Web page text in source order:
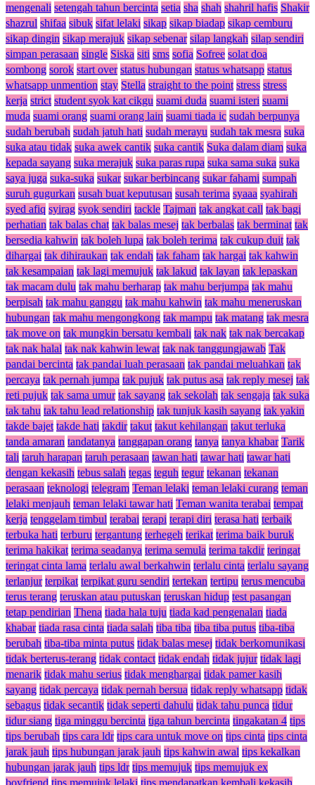
mengenali setengah tahun bercinta setia sha shah shahril hafis Shakir
shazrul shifaa sibuk sifat lelaki sikap sikap biadap sikap cemburu
sikap dingin sikap merajuk sikap sebenar silap langkah silap sendiri
simpan perasaan single Siska siti sms sofia Sofree solat doa
sombong sorok start over status hubungan status whatsapp status
whatsapp unmention stay Stella straight to the point stress stress
kerja strict student syok kat cikgu suami duda suami isteri suami
muda suami orang suami orang lain suami tiada ic sudah berpunya
sudah berubah sudah jatuh hati sudah merayu sudah tak mesra suka
suka atau tidak suka awek cantik suka cantik Suka dalam diam suka
kepada sayang suka merajuk suka paras rupa suka sama suka suka
saya juga suka-suka sukar sukar berbincang sukar fahami sumpah
suruh gugurkan susah buat keputusan susah terima syaaa syahirah
syed afiq syirag syok sendiri tackle Tajman tak angkat call tak bagi
perhatian tak balas chat tak balas mesej tak berbalas tak berminat tak
bersedia kahwin tak boleh lupa tak boleh terima tak cukup duit tak
dihargai tak dihiraukan tak endah tak faham tak hargai tak kahwin
tak kesampaian tak lagi memujuk tak lakud tak layan tak lepaskan
tak macam dulu tak mahu berharap tak mahu berjumpa tak mahu
berpisah tak mahu ganggu tak mahu kahwin tak mahu meneruskan
hubungan tak mahu mengongkong tak mampu tak matang tak mesra
tak move on tak mungkin bersatu kembali tak nak tak nak bercakap
tak nak halal tak nak kahwin lewat tak nak tanggungjawab Tak
pandai bercinta tak pandai luah perasaan tak pandai meluahkan tak
percaya tak pernah jumpa tak pujuk tak putus asa tak reply mesej tak
reti pujuk tak sama umur tak sayang tak sekolah tak sengaja tak suka
tak tahu tak tahu lead relationship tak tunjuk kasih sayang tak yakin
takde bajet takde hati takdir takut takut kehilangan takut terluka
tanda amaran tandatanya tanggapan orang tanya tanya khabar Tarik
tali taruh harapan taruh perasaan tawan hati tawar hati tawar hati
dengan kekasih tebus salah tegas teguh tegur tekanan tekanan
perasaan teknologi telegram Teman lelaki teman lelaki curang teman
lelaki menjauh teman lelaki tawar hati Teman wanita terabai tempat
kerja tenggelam timbul terabai terapi terapi diri terasa hati terbaik
terbuka hati terburu tergantung terhegeh terikat terima baik buruk
terima hakikat terima seadanya terima semula terima takdir teringat
teringat cinta lama terlalu awal berkahwin terlalu cinta terlalu sayang
terlanjur terpikat terpikat guru sendiri tertekan tertipu terus mencuba
terus terang teruskan atau putuskan teruskan hidup test pasangan
tetap pendirian Thena tiada hala tuju tiada kad pengenalan tiada
khabar tiada rasa cinta tiada salah tiba tiba tiba tiba putus tiba-tiba
berubah tiba-tiba minta putus tidak balas mesej tidak berkomunikasi
tidak berterus-terang tidak contact tidak endah tidak jujur tidak lagi
menarik tidak mahu serius tidak menghargai tidak pamer kasih
sayang tidak percaya tidak pernah bersua tidak reply whatsapp tidak
sebagus tidak secantik tidak seperti dahulu tidak tahu punca tidur
tidur siang tiga minggu bercinta tiga tahun bercinta tingakatan 4 tips
tips berubah tips cara ldr tips cara untuk move on tips cinta tips cinta
jarak jauh tips hubungan jarak jauh tips kahwin awal tips kekalkan
hubungan jarak jauh tips ldr tips memujuk tips memujuk ex
boyfriend tips memujuk lelaki tips mendapatkan kembali kekasih